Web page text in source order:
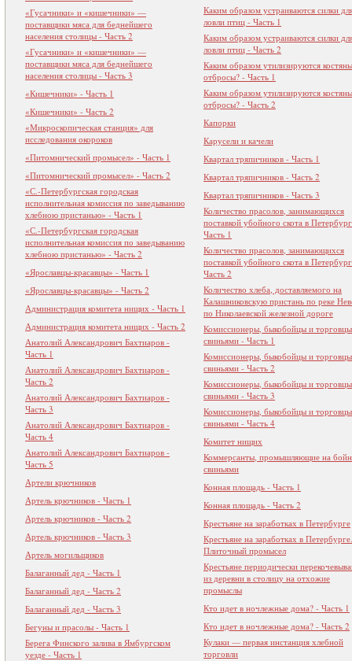
«Гусачники» и «кишечники» —
поставщики мяса для беднейшего
населения столицы - Часть 2
«Гусачники» и «кишечники» —
поставщики мяса для беднейшего
населения столицы - Часть 3
«Кишечники» - Часть 1
«Кишечники» - Часть 2
«Микроскопическая станция» для
исследования окороков
«Питомнический промысел» - Часть 1
«Питомнический промысел» - Часть 2
«С.-Петербургская городская
исполнительная комиссия по заведыванию
хлебною пристанью» - Часть 1
«С.-Петербургская городская
исполнительная комиссия по заведыванию
хлебною пристанью» - Часть 2
«Ярославцы-красавцы» - Часть 1
«Ярославцы-красавцы» - Часть 2
Администрация комитета нищих - Часть 1
Администрация комитета нищих - Часть 2
Анатолий Александрович Бахтиаров -
Часть 1
Анатолий Александрович Бахтиаров -
Часть 2
Анатолий Александрович Бахтиаров -
Часть 3
Анатолий Александрович Бахтиаров -
Часть 4
Анатолий Александрович Бахтиаров -
Часть 5
Артели крючников
Артель крючников - Часть 1
Артель крючников - Часть 2
Артель крючников - Часть 3
Артель могильщиков
Балаганный дед - Часть 1
Балаганный дед - Часть 2
Балаганный дед - Часть 3
Бегуны и прасолы - Часть 1
Берега Финского залива в Ямбургском
уезде - Часть 1
Каким образом устраиваются силки
ловли птиц - Часть 1
Каким образом устраиваются силки
ловли птиц - Часть 2
Каким образом утилизируются
отбросы? - Часть 1
Каким образом утилизируются
отбросы? - Часть 2
Капорки
Карусели и качели
Квартал тряпичников - Часть 1
Квартал тряпичников - Часть 2
Квартал тряпичников - Часть 3
Количество прасолов, занимающихся
поставкой убойного скота в
Часть 1
Количество прасолов, занимающихся
поставкой убойного скота в
Часть 2
Количество хлеба, доставляемого на
Калашниковскую пристань по реке
по Николаевской железной дороге
Комиссионеры, быкобойцы и торговцы
свиньями - Часть 1
Комиссионеры, быкобойцы и торговцы
свиньями - Часть 2
Комиссионеры, быкобойцы и торговцы
свиньями - Часть 3
Комиссионеры, быкобойцы и торговцы
свиньями - Часть 4
Комитет нищих
Коммерсанты, промышляющие на
свиньями
Конная площадь - Часть 1
Конная площадь - Часть 2
Крестьяне на заработках в Петербурге
Крестьяне на заработках в Петербурге.
Плиточный промысел
Крестьяне периодически
из деревни в столицу на отхожие
промыслы
Кто идет в ночлежные дома? - Часть 1
Кто идет в ночлежные дома? - Часть 2
Кулаки — первая инстанция хлебной
торговли